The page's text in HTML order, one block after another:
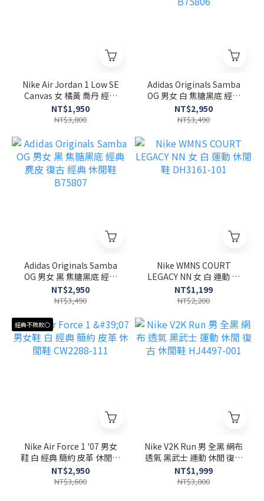
Nike Air Jordan 1 Low SE
Canvas 女 橘黃 喬丹 經典
刺繡 休閒鞋 DV0426-200
NT$1,950
NT$3,800
Adidas Originals Samba
OG 男女 白 焦糖黑底 經典
麂皮 復古 經典 休閒鞋
B75806
NT$2,950
NT$3,490
Adidas Originals Samba
OG 男女 黑 焦糖黑底 經典
麂皮 復古 經典 休閒鞋
B75807
NT$2,950
NT$3,490
Nike WMNS COURT
LEGACY NN 女 白 運動 休
閒鞋 DH3161-101
NT$1,199
NT$2,200
經典不敗款⚪
Nike Air Force 1 '07 男女
鞋 白 經典 簡約 皮革 休閒鞋
CW2288-111
NT$2,950
NT$3,600
Nike V2K Run 男 全黑 網布
透氣 黑武士 運動 休閒 復古
休閒鞋 HJ4497-001
NT$1,999
NT$3,800